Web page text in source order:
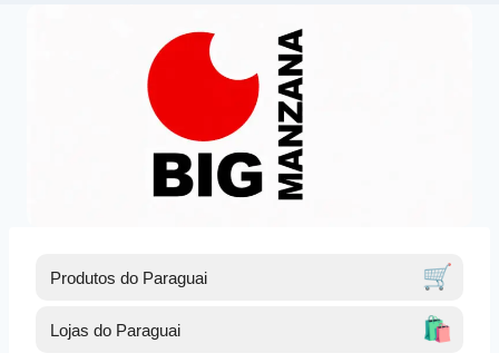
Produtos do Paraguai 🛒
Lojas do Paraguai 🛍️